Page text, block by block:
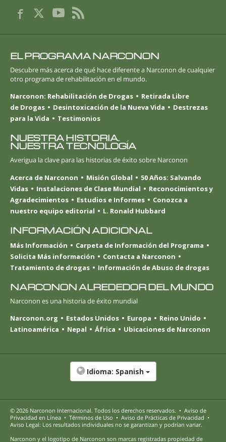
EL PROGRAMA NARCONON
Descubre más acerca de qué hace diferente a Narconon de cualquier
otro programa de rehabilitación en el mundo.
Narconon: Rehabilitación de Drogas
Retirada Libre
de Drogas
Desintoxicación de la Nueva Vida
Destrezas
para la Vida
Testimonios
NUESTRA HISTORIA.
NUESTRA TECNOLOGÍA
Averigua la clave para las historias de éxito sobre Narconon
Acerca de Narconon
Misión Global
50 Años: Salvando
Vidas
Instalaciones de Clase Mundial
Reconocimientos y
Agradecimientos
Estudios e Informes
Conozca a
nuestro equipo editorial
L. Ronald Hubbard
INFORMACIÓN ADICIONAL
Más Información
Carpeta de Información del Programa
Solicita Más información
Contacta a Narconon
Tratamiento de drogas
Información de Abuso de drogas
NARCONON ALREDEDOR DEL MUNDO
Narconon es una historia de éxito mundial
Narconon.org
Estados Unidos Europa
Reino Unido
Latinoamérica
Nepal África Ubicaciones de Narconon
Idioma: Spanish
© 2026 Narconon Internacional. Todos los derechos reservados. • Aviso de
Privacidad en Línea • Términos de Uso • Aviso de Prácticas de Privacidad •
Aviso Legal: Los resultados individuales no se garantizan y podrían variar.
Narconon y el logotipo de Narconon son marcas registradas propiedad de